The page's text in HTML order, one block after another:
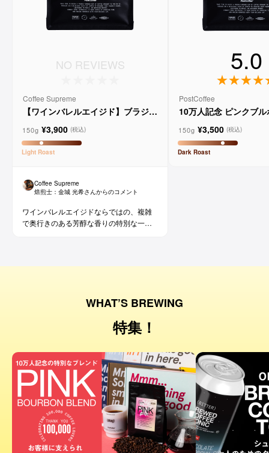
NO REVIEWS
Coffee Supreme
【ワインバレルエイジド】ブラジル
ョ
150g ¥3,900 (税込)
Light Roast
Coffee Supreme
焙煎士： 金城 光希さんからのコメント
ワインバレルエイジドならではの、複雑
で奥行きのある芳醇な香りの特別な一杯
5.0
PostCoffee
10万人記念 ピンクブ
150g ¥3,500 (税込)
Dark Roast
WHAT’S BREWING
特集！